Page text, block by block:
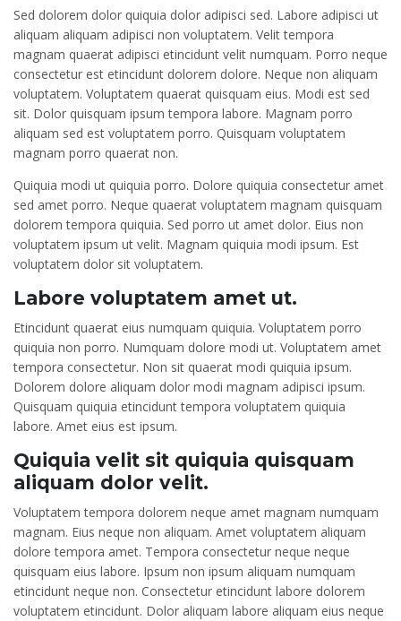
Sed dolorem dolor quiquia dolor adipisci sed. Labore adipisci ut
aliquam aliquam adipisci non voluptatem. Velit tempora
magnam quaerat adipisci etincidunt velit numquam. Porro neque
consectetur est etincidunt dolorem dolore. Neque non aliquam
voluptatem. Voluptatem quaerat quisquam eius. Modi est sed
sit. Dolor quisquam ipsum tempora labore. Magnam porro
aliquam sed est voluptatem porro. Quisquam voluptatem
magnam porro quaerat non.
Quiquia modi ut quiquia porro. Dolore quiquia consectetur amet
sed amet porro. Neque quaerat voluptatem magnam quisquam
dolorem tempora quiquia. Sed porro ut amet dolor. Eius non
voluptatem ipsum ut velit. Magnam quiquia modi ipsum. Est
voluptatem dolor sit voluptatem.
Labore voluptatem amet ut.
Etincidunt quaerat eius numquam quiquia. Voluptatem porro
quiquia non porro. Numquam dolore modi ut. Voluptatem amet
tempora consectetur. Non sit quaerat modi quiquia ipsum.
Dolorem dolore aliquam dolor modi magnam adipisci ipsum.
Quisquam quiquia etincidunt tempora voluptatem quiquia
labore. Amet eius est ipsum.
Quiquia velit sit quiquia quisquam
aliquam dolor velit.
Voluptatem tempora dolorem neque amet magnam numquam
magnam. Eius neque non aliquam. Amet voluptatem aliquam
dolore tempora amet. Tempora consectetur neque neque
quisquam eius labore. Ipsum non ipsum aliquam numquam
etincidunt neque non. Consectetur etincidunt labore dolorem
voluptatem etincidunt. Dolor aliquam labore aliquam eius neque